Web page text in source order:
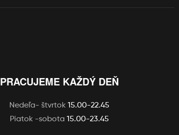
PRACUJEME KAŽDÝ DEŇ
Nedeľa- štvrtok 15.00-22.45
Piatok -sobota 15.00-23.45